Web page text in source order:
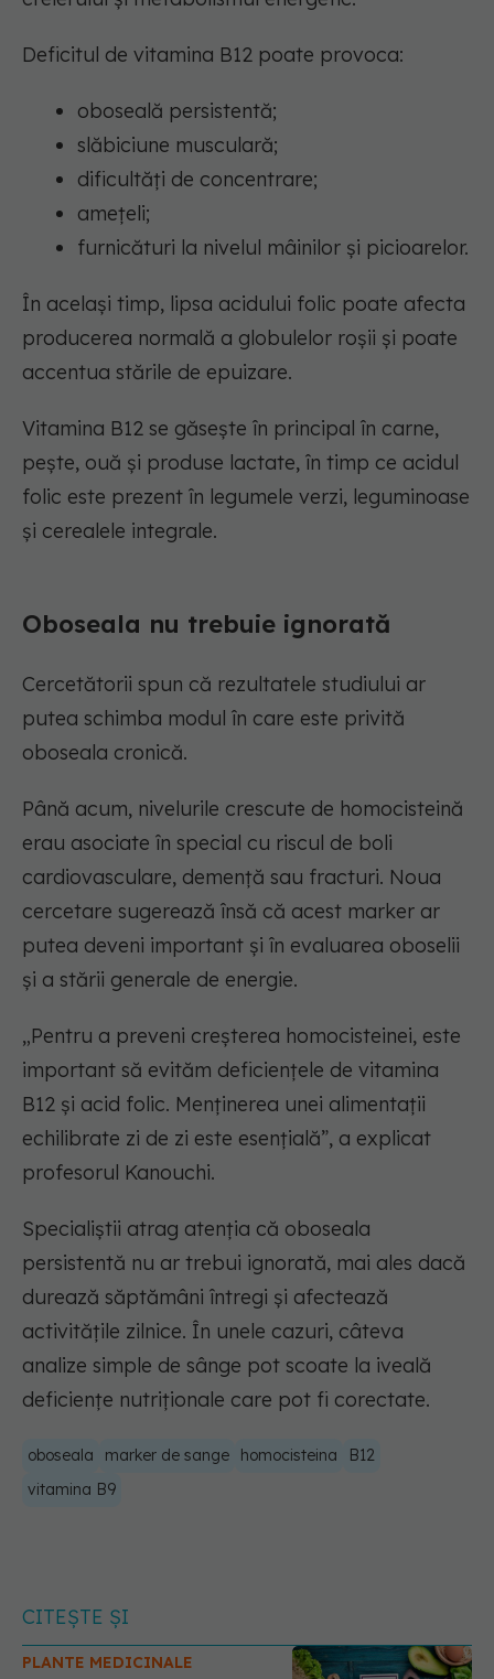
Deficitul de vitamina B12 poate provoca:
oboseală persistentă;
slăbiciune musculară;
dificultăți de concentrare;
amețeli;
furnicături la nivelul mâinilor și picioarelor.
În același timp, lipsa acidului folic poate afecta
producerea normală a globulelor roșii și poate
accentua stările de epuizare.
Vitamina B12 se găsește în principal în carne,
pește, ouă și produse lactate, în timp ce acidul
folic este prezent în legumele verzi, leguminoase
și cerealele integrale.
Oboseala nu trebuie ignorată
Cercetătorii spun că rezultatele studiului ar
putea schimba modul în care este privită
oboseala cronică.
Până acum, nivelurile crescute de homocisteină
erau asociate în special cu riscul de boli
cardiovasculare, demență sau fracturi. Noua
cercetare sugerează însă că acest marker ar
putea deveni important și în evaluarea oboselii
și a stării generale de energie.
„Pentru a preveni creșterea homocisteinei, este
important să evităm deficiențele de vitamina
B12 și acid folic. Menținerea unei alimentații
echilibrate zi de zi este esențială”, a explicat
profesorul Kanouchi.
Specialiștii atrag atenția că oboseala
persistentă nu ar trebui ignorată, mai ales dacă
durează săptămâni întregi și afectează
activitățile zilnice. În unele cazuri, câteva
analize simple de sânge pot scoate la iveală
deficiențe nutriționale care pot fi corectate.
oboseala marker de sange homocisteina
B12
vitamina B9
CITEȘTE ȘI
PLANTE MEDICINALE